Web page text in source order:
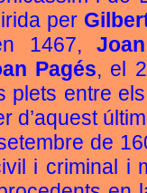
per
1467,
Pagés, el
plets entre
d’aquest
de
i criminal i